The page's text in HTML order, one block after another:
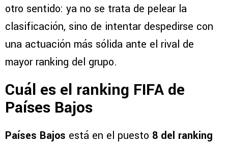
otro sentido: ya no se trata de pelear la
clasificación, sino de intentar despedirse con
una actuación más sólida ante el rival de
mayor ranking del grupo.
Cuál es el ranking FIFA de
Países Bajos
Países Bajos está en el puesto 8 del ranking